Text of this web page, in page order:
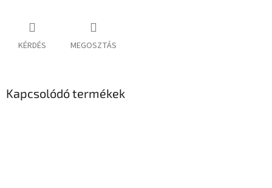
KÉRDÉS MEGOSZTÁS
Kapcsolódó termékek